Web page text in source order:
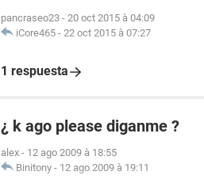
pancraseo23 - 20 oct 2015 à 04:09
iCore465 - 22 oct 2015 à 07:27
1 respuesta
¿ k ago please diganme ?
alex - 12 ago 2009 à 18:55
Binitony - 12 ago 2009 à 19:11